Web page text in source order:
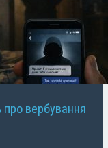
вербування